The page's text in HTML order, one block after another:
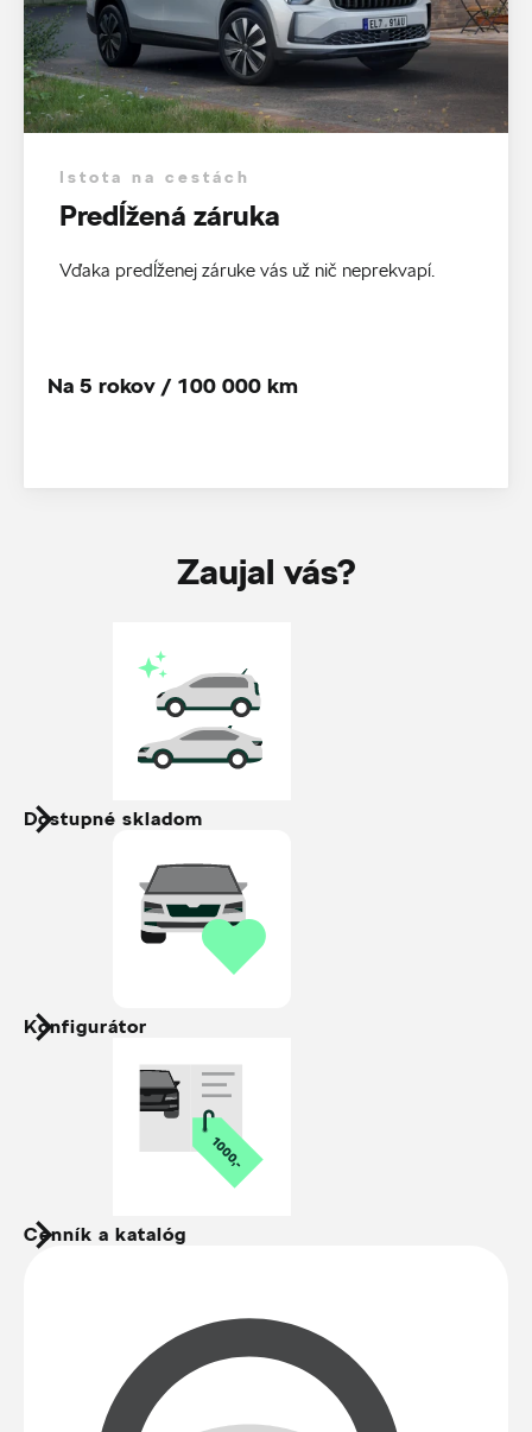
Istota na cestách
Predĺžená záruka
Vďaka predĺženej záruke vás už nič neprekvapí.
Na 5 rokov / 100 000 km
Zaujal vás?
Dostupné skladom
Konfigurátor
Cenník a katalóg